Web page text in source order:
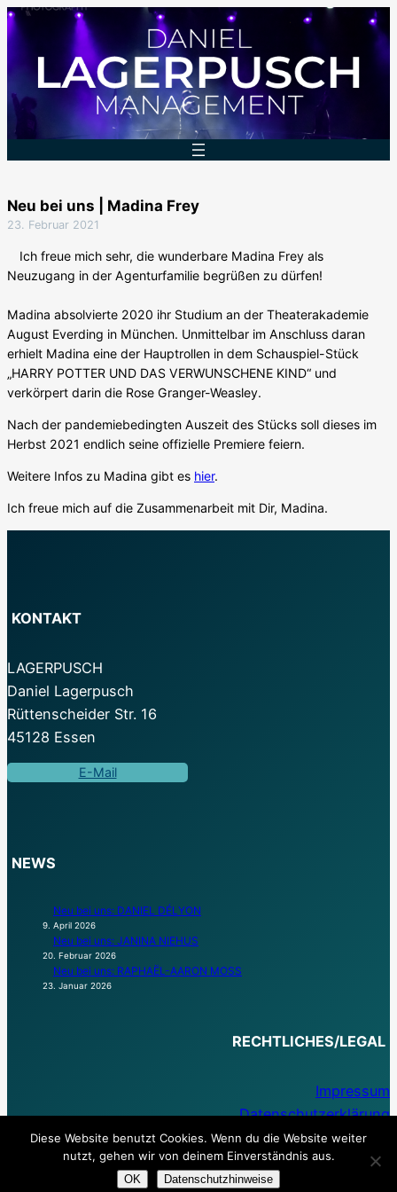
Zum
Inhalt
springen
Neu bei uns | Madina Frey
23. Februar 2021
Ich freue mich sehr, die wunderbare Madina Frey als
Neuzugang in der Agenturfamilie begrüßen zu dürfen!
Madina absolvierte 2020 ihr Studium an der Theaterakademie
August Everding in München. Unmittelbar im Anschluss daran
erhielt Madina eine der Hauptrollen in dem Schauspiel-Stück
„HARRY POTTER UND DAS VERWUNSCHENE KIND“ und
verkörpert darin die Rose Granger-Weasley.
Nach der pandemiebedingten Auszeit des Stücks soll dieses im
Herbst 2021 endlich seine offizielle Premiere feiern.
Weitere Infos zu Madina gibt es hier.
Ich freue mich auf die Zusammenarbeit mit Dir, Madina.
KONTAKT
LAGERPUSCH
Daniel Lagerpusch
Rüttenscheider Str. 16
45128 Essen
E-Mail
NEWS
Neu bei uns: DANIEL DÉLYON
9. April 2026
Neu bei uns: JANINA NIEHUS
20. Februar 2026
Neu bei uns: RAPHAËL-AARON MOSS
23. Januar 2026
RECHTLICHES/LEGAL
Impressum
Datenschutzerklärung
Diese Website benutzt Cookies. Wenn du die Website weiter
nutzt, gehen wir von deinem Einverständnis aus.
OK Datenschutzhinweise